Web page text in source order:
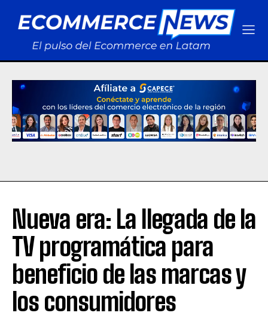
Nueva era: La llegada de la
TV programática para
beneficio de las marcas y
los consumidores